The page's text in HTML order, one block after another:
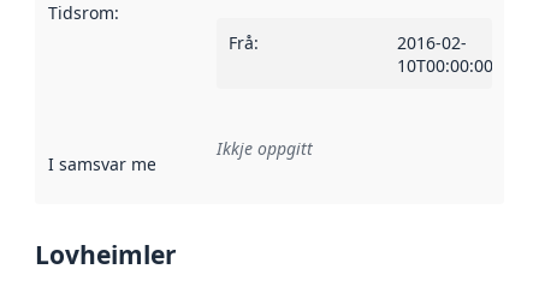
Tidsrom:
Frå:
2016-02-
10T00:00:00Z
I samsvar med Referanse til ei implementeringsregel eller
Ikkje oppgitt
Lovheimler